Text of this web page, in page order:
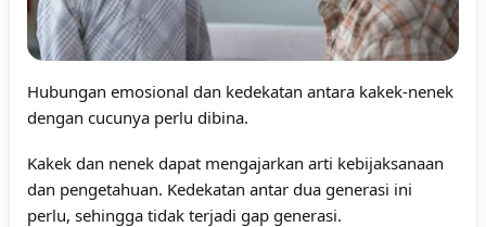
Hubungan emosional dan kedekatan antara kakek-nenek
dengan cucunya perlu dibina.
Kakek dan nenek dapat mengajarkan arti kebijaksanaan
dan pengetahuan. Kedekatan antar dua generasi ini
perlu, sehingga tidak terjadi gap generasi.